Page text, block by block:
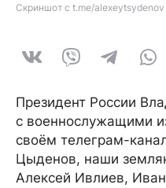
Скриншот с t.me/alexeytsydenov
Президент России
с военнослужащими
своём телеграм-
Цыденов, наши
Алексей Ивлиев,